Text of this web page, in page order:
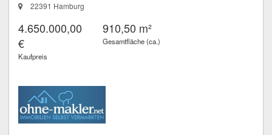
22391 Hamburg
4.650.000,00
€
Kaufpreis
910,50 m²
Gesamtfläche (ca.)